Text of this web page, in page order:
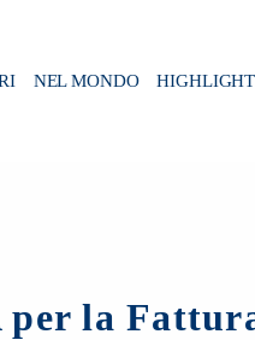
NEL MONDO
per la